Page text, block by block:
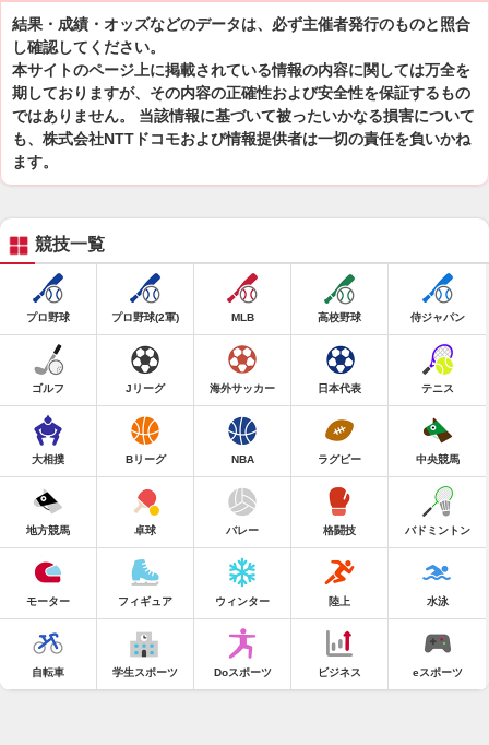
結果・成績・オッズなどのデータは、必ず主催者発行のものと照合
し確認してください。
本サイトのページ上に掲載されている情報の内容に関しては万全を
期しておりますが、その内容の正確性および安全性を保証するもの
ではありません。 当該情報に基づいて被ったいかなる損害について
も、株式会社NTTドコモおよび情報提供者は一切の責任を負いかね
ます。
競技一覧
プロ野球 プロ野球(2軍) MLB 高校野球 侍ジャパン
ゴルフ Jリーグ 海外サッカー 日本代表 テニス
大相撲 Bリーグ NBA ラグビー 中央競馬
地方競馬 卓球 バレー 格闘技 バドミントン
モーター フィギュア ウィンター 陸上 水泳
自転車 学生スポーツ Doスポーツ ビジネス eスポーツ